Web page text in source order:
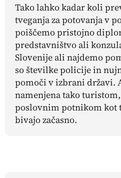
Tako lahko kadar koli
tveganja za potovanja v
poiščemo pristojno
predstavništvo ali
Slovenije ali najdemo
so številke policije in
pomoči v izbrani državi.
namenjena tako
poslovnim potnikom
bivajo začasno.